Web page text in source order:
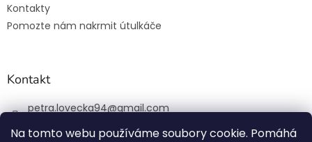
Na tomto webu používáme soubory cookie. Pomáhá
Kontakty
Pomozte nám nakrmit útulkáče
Kontakt
petra.lovecka94@gmail.com
+420 774 131 648